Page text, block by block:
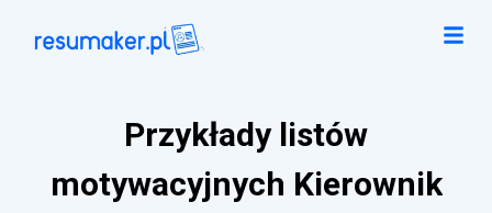
Przykłady listów
motywacyjnych Kierownik